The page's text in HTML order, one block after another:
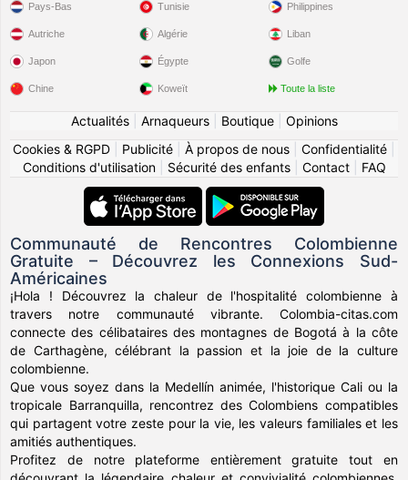
Pays-Bas
Autriche
Japon
Chine
Tunisie
Algérie
Égypte
Koweït
Philippines
Liban
Golfe
Toute la liste
Actualités| Arnaqueurs| Boutique| Opinions
Cookies & RGPD
Publicité À propos de nous Confidentialité
Conditions d'utilisation| Sécurité des enfants| Contact| FAQ
Communauté de Rencontres Colombienne
Gratuite – Découvrez les Connexions Sud-
Américaines
¡Hola ! Découvrez la chaleur de l'hospitalité colombienne à
travers notre communauté vibrante. Colombia-citas.com
connecte des célibataires des montagnes de Bogotá à la côte
de Carthagène, célébrant la passion et la joie de la culture
colombienne.
Que vous soyez dans la Medellín animée, l'historique Cali ou la
tropicale Barranquilla, rencontrez des Colombiens compatibles
qui partagent votre zeste pour la vie, les valeurs familiales et les
amitiés authentiques.
Profitez de notre plateforme entièrement gratuite tout en